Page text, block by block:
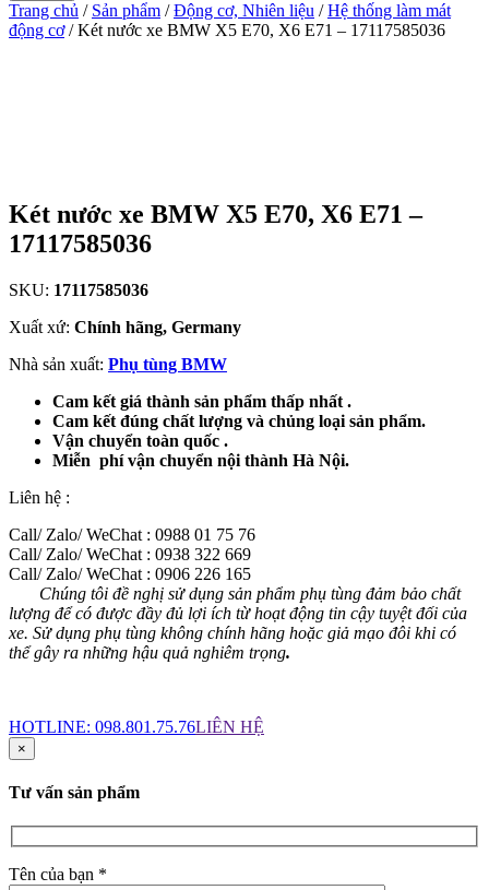
Trang chủ / Sản phẩm /Động cơ, Nhiên liệu /Hệ thống làm mát
động cơ/ Két nước xe BMW X5 E70, X6 E71 – 17117585036
Két nước xe BMW X5 E70, X6 E71 –
17117585036
SKU: 17117585036
Xuất xứ: Chính hãng, Germany
Nhà sản xuất: Phụ tùng BMW
Cam kết giá thành sản phẩm thấp nhất .
Cam kết đúng chất lượng và chủng loại sản phẩm.
Vận chuyển toàn quốc .
Miễn phí vận chuyển nội thành Hà Nội.
Liên hệ :
Call/ Zalo/ WeChat : 0988 01 75 76
Call/ Zalo/ WeChat : 0938 322 669
Call/ Zalo/ WeChat : 0906 226 165
Chúng tôi đề nghị sử dụng sản phẩm phụ tùng đảm bảo chất
lượng để có được đầy đủ lợi ích từ hoạt động tin cậy tuyệt đối của
xe. Sử dụng phụ tùng không chính hãng hoặc giả mạo đôi khi có
thể gây ra những hậu quả nghiêm trọng.
HOTLINE: 098.801.75.76LIÊN HỆ
×
Tư vấn sản phẩm
Tên của bạn *